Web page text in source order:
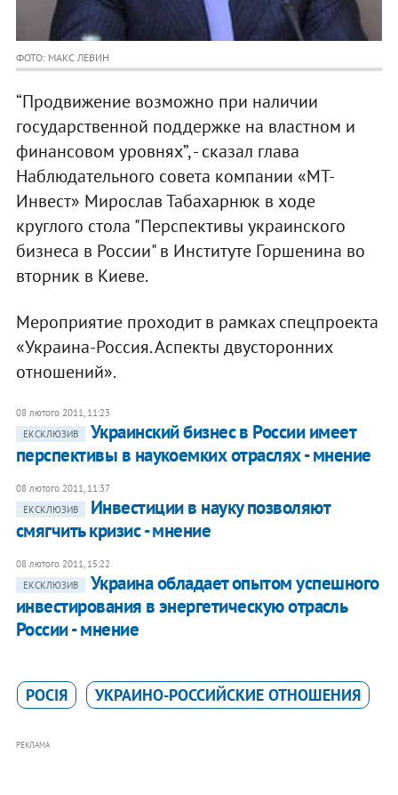
ФОТО: МАКС ЛЕВИН
“Продвижение возможно при наличии
государственной поддержке на властном и
финансовом уровнях”, - сказал глава
Наблюдательного совета компании «МТ-
Инвест» Мирослав Табахарнюк в ходе
круглого стола "Перспективы украинского
бизнеса в России" в Институте Горшенина во
вторник в Киеве.
Мероприятие проходит в рамках спецпроекта
«Украина-Россия. Аспекты двусторонних
отношений».
08 лютого 2011, 11:23
ЕКСКЛЮЗИВ
Украинский бизнес в России имеет
перспективы в наукоемких отраслях - мнение
08 лютого 2011, 11:37
ЕКСКЛЮЗИВ
Инвестиции в науку позволяют
смягчить кризис - мнение
08 лютого 2011, 15:22
ЕКСКЛЮЗИВ
Украина обладает опытом успешного
инвестирования в энергетическую отрасль
России - мнение
РОСІЯ УКРАИНО-РОССИЙСКИЕ ОТНОШЕНИЯ
РЕКЛАМА